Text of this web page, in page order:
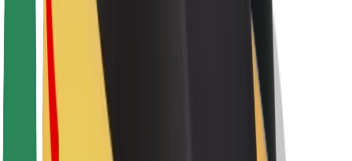
Odnosi s investitorima
Vodstvo
Urban Fund
Sigurnost